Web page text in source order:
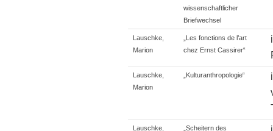
wissenschaftlicher
Briefwechsel
Lauschke,
Marion
„Les fonctions de l’art
chez Ernst Cassirer“
Lauschke,
Marion
„Kulturanthropologie“
Lauschke,
„Scheitern des